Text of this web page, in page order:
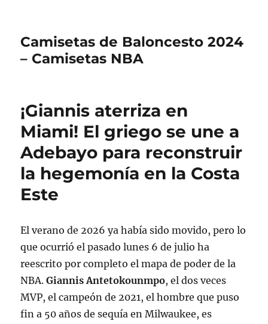
Camisetas de Baloncesto 2024
– Camisetas NBA
¡Giannis aterriza en
Miami! El griego se une a
Adebayo para reconstruir
la hegemonía en la Costa
Este
El verano de 2026 ya había sido movido, pero lo
que ocurrió el pasado lunes 6 de julio ha
reescrito por completo el mapa de poder de la
NBA.Giannis Antetokounmpo, el dos veces
MVP, el campeón de 2021, el hombre que puso
fin a 50 años de sequía en Milwaukee, es